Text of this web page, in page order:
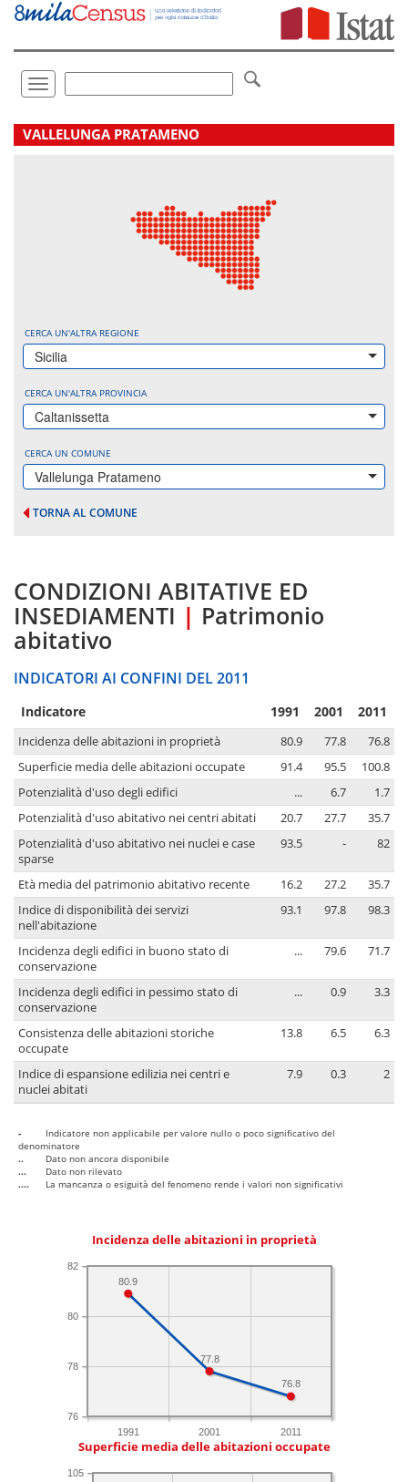
Vai
direttamente
Toggle
navigation
.
VALLELUNGA PRATAMENO
CERCA UN'ALTRA REGIONE
Sicilia
CERCA UN'ALTRA PROVINCIA
Caltanissetta
CERCA UN COMUNE
Vallelunga Pratameno
TORNA AL COMUNE
CONDIZIONI ABITATIVE ED
INSEDIAMENTI | Patrimonio
abitativo
INDICATORI AI CONFINI DEL 2011
Indicatore 1991 2001 2011
Incidenza delle abitazioni in proprietà 80.9 77.8
76.8
Superficie media delle abitazioni occupate
91.4 95.5
100.8
Potenzialità d'uso degli edifici
... 6.7
1.7
Potenzialità d'uso abitativo nei centri abitati
20.7 27.7
35.7
Potenzialità d'uso abitativo nei nuclei e case
sparse
93.5 - 82
Età media del patrimonio abitativo recente 16.2 27.2
35.7
Indice di disponibilità dei servizi
nell'abitazione
93.1 97.8 98.3
Incidenza degli edifici in buono stato di
conservazione
... 79.6 71.7
Incidenza degli edifici in pessimo stato di
conservazione
... 0.9 3.3
Consistenza delle abitazioni storiche
occupate
13.8 6.5 6.3
Indice di espansione edilizia nei centri e
nuclei abitati
7.9 0.3 2
-
Indicatore non applicabile per valore nullo o poco significativo del
denominatore
..
Dato non ancora disponibile
...
Dato non rilevato
....
La mancanza o esiguità del fenomeno rende i valori non significativi
Incidenza delle abitazioni in proprietà
1991 2001 2011
76
78
80
82
76.8
77.8
80.9
Superficie media delle abitazioni occupate
105